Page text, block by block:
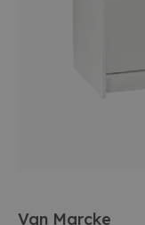
Van Marcke